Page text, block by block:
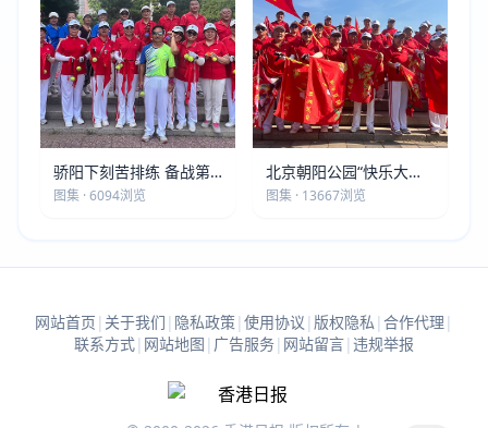
骄阳下刻苦排练 备战第
五届莫斯科世界大健康运
图集 · 6094浏览
北京朝阳公园“快乐大本
营”建党105周年庆祝活动
图集 · 13667浏览
网站首页 | 关于我们 | 隐私政策| 使用协议 | 版权隐私 | 合作代理 |
联系方式| 网站地图 | 广告服务| 网站留言| 违规举报